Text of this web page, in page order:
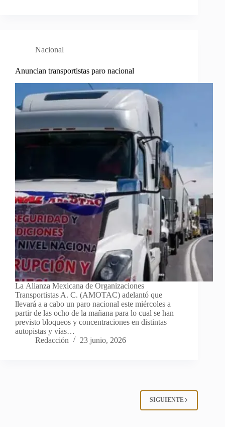
Nacional
Anuncian transportistas paro nacional
La Alianza Mexicana de Organizaciones
Transportistas A. C. (AMOTAC) adelantó que
llevará a a cabo un paro nacional este miércoles a
partir de las ocho de la mañana para lo cual se han
previsto bloqueos y concentraciones en distintas
autopistas y vías…
Redacción
23 junio, 2026
SIGUIENTE